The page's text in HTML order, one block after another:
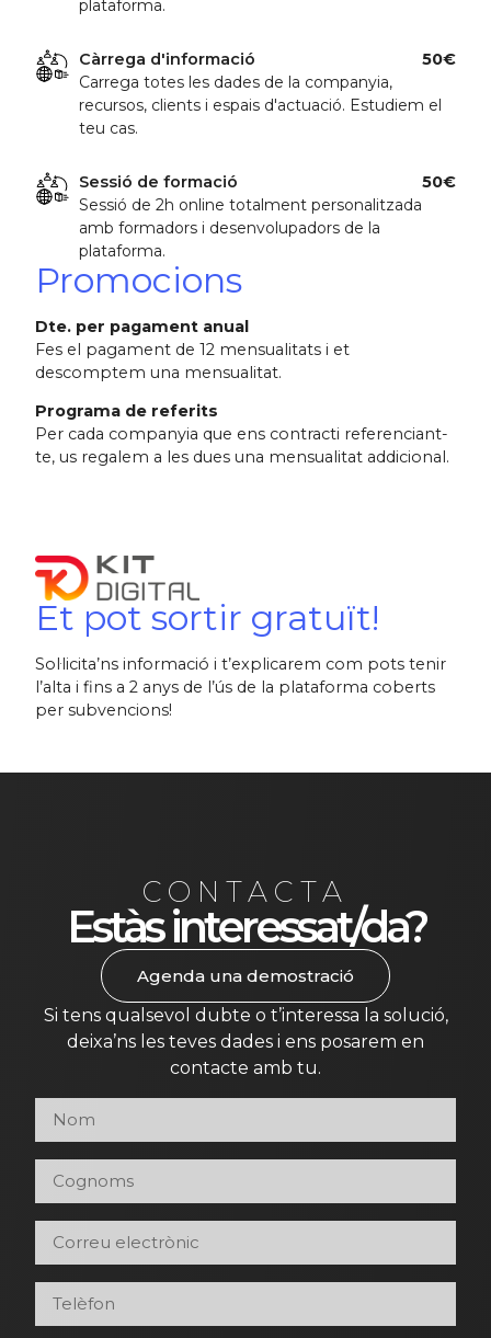
plataforma.
Càrrega d'informació
50€
Carrega totes les dades de la companyia,
recursos, clients i espais d'actuació. Estudiem el
teu cas.
Sessió de formació
50€
Sessió de 2h online totalment personalitzada
amb formadors i desenvolupadors de la
plataforma.
Promocions
Dte. per pagament anual
Fes el pagament de 12 mensualitats i et
descomptem una mensualitat.
Programa de referits
Per cada companyia que ens contracti referenciant-
te, us regalem a les dues una mensualitat addicional.
Et pot sortir gratuït!
Sol·licita’ns informació i t’explicarem com pots tenir
l’alta i fins a 2 anys de l’ús de la plataforma coberts
per subvencions!
CONTACTA
Estàs interessat/da?
Agenda una demostració
Si tens qualsevol dubte o t’interessa la solució,
deixa’ns les teves dades i ens posarem en
contacte amb tu.